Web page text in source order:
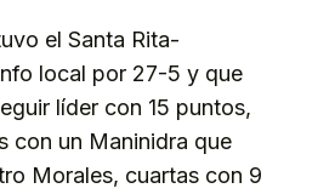
el Santa Rita-
local por 27-5 y que
líder con 15 puntos,
con un Maninidra que
Morales, cuartas con 9